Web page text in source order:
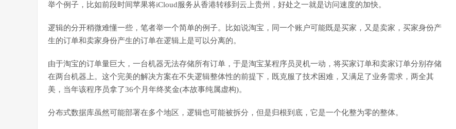
举个例子，比如前段时间苹果将iCloud服务从香港转移到云上贵州，好处之一就是访问速度的加快。
逻辑的分开稍微难懂一些，笔者举一个简单的例子。比如说淘宝，同一个账户可能既是买家，又是卖家，买家身份产
生的订单和卖家身份产生的订单在逻辑上是可以分离的。
由于淘宝的订单量巨大，一台机器无法存储所有订单，于是淘宝某程序员灵机一动，将买家订单和卖家订单分别存储
在两台机器上。这个完美的解决方案在不失逻辑整体性的前提下，既克服了技术困难，又满足了业务需求，两全其
美，当年该程序员拿了36个月年终奖金(本故事纯属虚构)。
分布式数据库虽然可能部署在多个地区，逻辑也可能被拆分，但是归根到底，它是一个化整为零的整体。